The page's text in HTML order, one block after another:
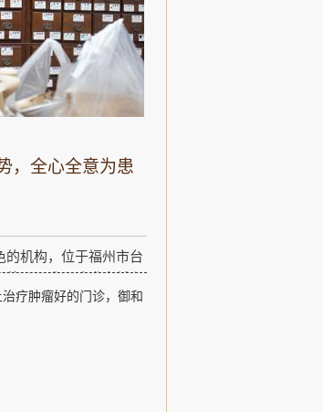
，全心全意为患
的机构，位于福州市台
德、医术、追求卓越和
疾病、常见病和疑难杂
式，发扬了名老中医
疗肿瘤好的门诊，御和